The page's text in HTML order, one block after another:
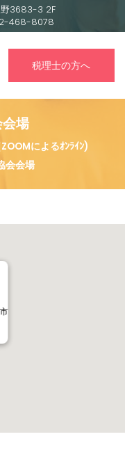
3683-3 2F
468-8078
税理士の方へ
場
によるｵﾝﾗｲﾝ)
会会場